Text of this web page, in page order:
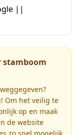
||
stamboom
Om het veilig te
op en maak
de website